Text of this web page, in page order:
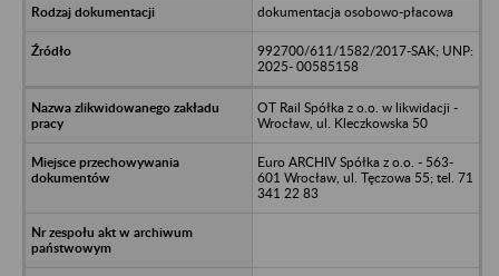
dokumentacja osobowo-płacowa
992700/611/1582/2017-SAK; UNP:
2025- 00585158
OT Rail Spółka z o.o. w likwidacji -
Wrocław, ul. Kleczkowska 50
Euro ARCHIV Spółka z o.o. - 563-
601 Wrocław, ul. Tęczowa 55; tel. 71
341 22 83